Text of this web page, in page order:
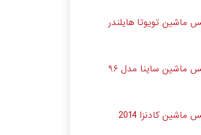
ماشین تویوتا هایلندر
ماشین ساینا مدل ۹۶
ماشین کادنزا 2014